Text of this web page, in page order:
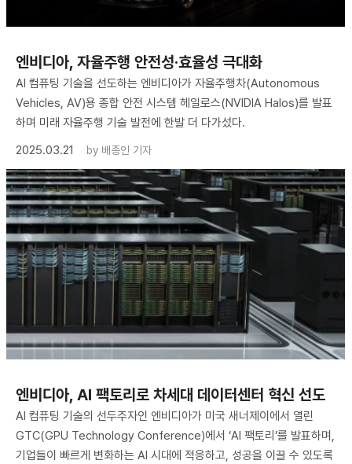
엔비디아, 자율주행 안전성·효율성 극대화
AI 컴퓨팅 기술을 선도하는 엔비디아가 자율주행차(Autonomous
Vehicles, AV)용 종합 안전 시스템 헤일로스(NVIDIA Halos)를 발표
하며 미래 자율주행 기술 발전에 한발 더 다가섰다.
2025.03.21
by 배종인 기자
엔비디아, AI 팩토리로 차세대 데이터센터 혁신 선도
AI 컴퓨팅 기술의 선두주자인 엔비디아가 미국 새너제이에서 열린
GTC(GPU Technology Conference)에서 ‘AI 팩토리’를 발표하며,
기업들이 빠르게 변화하는 AI 시대에 적응하고, 성공을 이끌 수 있도록